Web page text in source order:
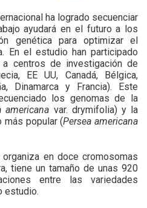
ha logrado secuenciar
ayudará en el futuro a los
genética para optimizar el
En el estudio han participado
centros de investigación de
EE UU, Canadá, Bélgica,
Dinamarca y Francia). Este
los genomas de la
americana var. drymifolia) y la
más popular (Persea americana
en doce cromosomas
tiene un tamaño de unas 920
entre las variedades
estudio.